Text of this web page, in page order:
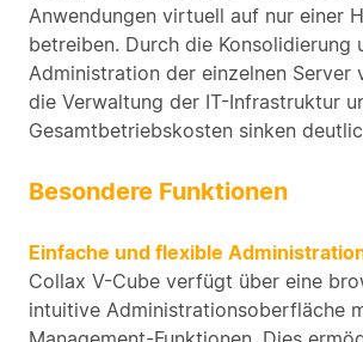
Anwendungen virtuell auf nur einer
betreiben. Durch die Konsolidierung
Administration der einzelnen Server
die Verwaltung der IT-Infrastruktur
Gesamtbetriebskosten sinken
Besondere Funktionen
Einfache und flexible
Collax V-Cube verfügt über eine
intuitive Administrationsoberfläche